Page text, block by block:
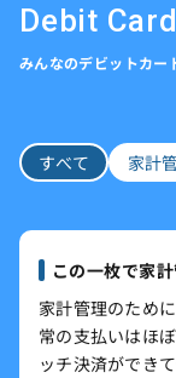
Debit
みんなのデビットカー
すべて 家計
この一枚で家
家計管理のため
常の支払いはほ
ッチ決済ができ